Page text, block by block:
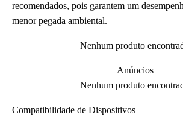
recomendados, pois garantem um
menor pegada ambiental.
Nenhum produto
Anúncios
Nenhum produto
Compatibilidade de Dispositivos